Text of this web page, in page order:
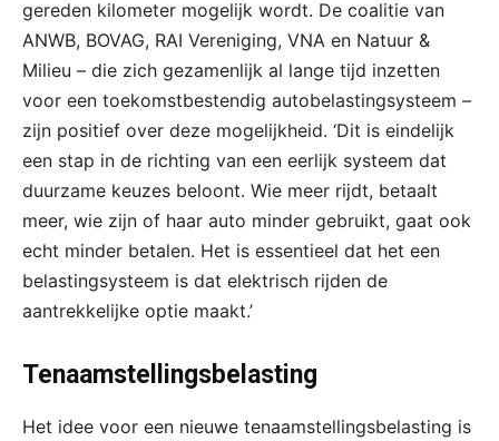
gereden kilometer mogelijk wordt. De coalitie van
ANWB, BOVAG, RAI Vereniging, VNA en Natuur &
Milieu – die zich gezamenlijk al lange tijd inzetten
voor een toekomstbestendig autobelastingsysteem –
zijn positief over deze mogelijkheid. ‘Dit is eindelijk
een stap in de richting van een eerlijk systeem dat
duurzame keuzes beloont. Wie meer rijdt, betaalt
meer, wie zijn of haar auto minder gebruikt, gaat ook
echt minder betalen. Het is essentieel dat het een
belastingsysteem is dat elektrisch rijden de
aantrekkelijke optie maakt.’
Tenaamstellingsbelasting
Het idee voor een nieuwe tenaamstellingsbelasting is